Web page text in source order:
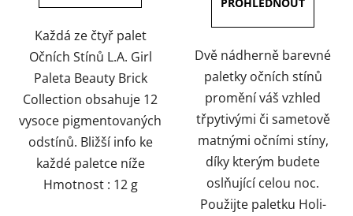
5
hvězdiček.
Každá ze čtyř palet
Očních Stínů L.A. Girl
Paleta Beauty Brick
Collection obsahuje 12
vysoce pigmentovaných
odstínů. Bližší info ke
každé paletce níže
Hmotnost : 12 g
5
hvězdiček.
Dvě nádherně barevné
paletky očních stínů
promění váš vzhled
třpytivými či sametově
matnými očními stíny,
díky kterým budete
oslňující celou noc.
Použijte paletku Holi-